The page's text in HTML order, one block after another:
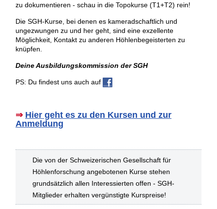
zu dokumentieren - schau in die Topokurse (T1+T2) rein!
Die SGH-Kurse, bei denen es kameradschaftlich und
ungezwungen zu und her geht, sind eine exzellente
Möglichkeit, Kontakt zu anderen Höhlenbegeisterten zu
knüpfen.
Deine Ausbildungskommission der SGH
PS: Du findest uns auch auf
⇒ Hier geht es zu den Kursen und zur
Anmeldung
Die von der Schweizerischen Gesellschaft für
Höhlenforschung angebotenen Kurse stehen
grundsätzlich allen Interessierten offen - SGH-
Mitglieder erhalten vergünstigte Kurspreise!